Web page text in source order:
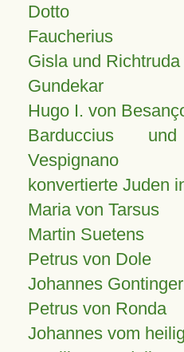
Dotto
Faucherius
Gisla und Richtruda
Gundekar
Hugo I. von
Barduccius
Vespignano
konvertierte Juden
Maria von Tarsus
Martin Suetens
Petrus von Dole
Johannes Gontinger
Petrus von Ronda
Johannes vom